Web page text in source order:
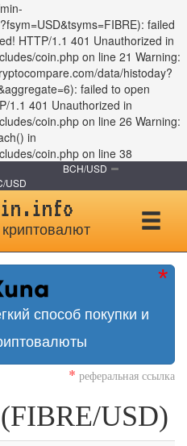
failed
HTTP/1.1 401 Unauthorized in
coin.php on line 21 Warning:
data/histoday?
failed to open
1.1 401 Unauthorized in
coin.php on line 26 Warning:
in
coin.php on line 38
BCH/USD
USD
способ покупки и
* реферальная ссылка
USD)